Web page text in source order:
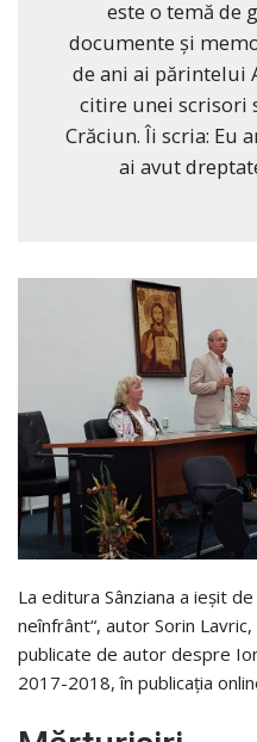
este o temă de
documente și
de ani ai părintelui
citire unei scrisori
Crăciun. Îi scria: Eu
ai avut
La editura Sânziana a ieșit
neînfrânt“, autor Sorin
publicate de autor despre
2017-2018, în publicația